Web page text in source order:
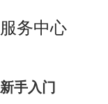
服务中心
新手入门